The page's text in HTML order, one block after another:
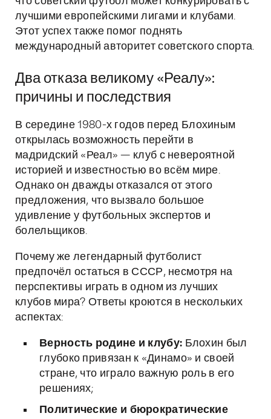
лучшими европейскими лигами и клубами.
Этот успех также помог поднять
международный авторитет советского спорта.
Два отказа великому «Реалу»:
причины и последствия
В середине 1980-х годов перед Блохиным
открылась возможность перейти в
мадридский «Реал» — клуб с невероятной
историей и известностью во всём мире.
Однако он дважды отказался от этого
предложения, что вызвало большое
удивление у футбольных экспертов и
болельщиков.
Почему же легендарный футболист
предпочёл остаться в СССР, несмотря на
перспективы играть в одном из лучших
клубов мира? Ответы кроются в нескольких
аспектах:
Верность родине и клубу: Блохин был
глубоко привязан к «Динамо» и своей
стране, что играло важную роль в его
решениях;
Политические и бюрократические